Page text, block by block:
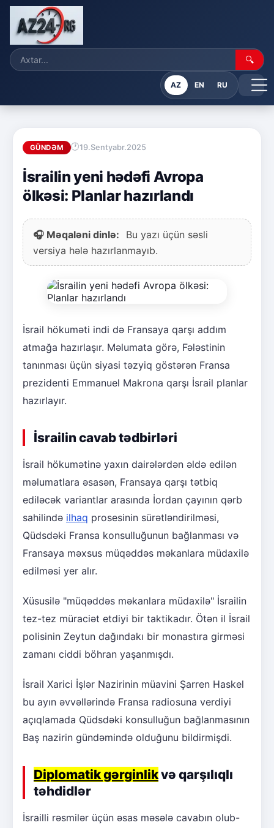
🔍
AZ EN RU
GÜNDƏM 19.Sentyabr.2025
İsrailin yeni hədəfi Avropa
ölkəsi: Planlar hazırlandı
🎧 Məqaləni dinlə:
Bu yazı üçün səsli
versiya hələ hazırlanmayıb.
İsrail hökuməti indi də Fransaya qarşı addım
atmağa hazırlaşır. Məlumata görə, Fələstinin
tanınması üçün siyasi təzyiq göstərən Fransa
prezidenti Emmanuel Makrona qarşı İsrail planlar
hazırlayır.
İsrailin cavab tədbirləri
İsrail hökumətinə yaxın dairələrdən əldə edilən
məlumatlara əsasən, Fransaya qarşı tətbiq
ediləcək variantlar arasında İordan çayının qərb
sahilində ilhaq prosesinin sürətləndirilməsi,
Qüdsdəki Fransa konsulluğunun bağlanması və
Fransaya məxsus müqəddəs məkanlara müdaxilə
edilməsi yer alır.
Xüsusilə "müqəddəs məkanlara müdaxilə" İsrailin
tez-tez müraciət etdiyi bir taktikadır. Ötən il İsrail
polisinin Zeytun dağındakı bir monastıra girməsi
zamanı ciddi böhran yaşanmışdı.
İsrail Xarici İşlər Nazirinin müavini Şarren Haskel
bu ayın əvvəllərində Fransa radiosuna verdiyi
açıqlamada Qüdsdəki konsulluğun bağlanmasının
Baş nazirin gündəmində olduğunu bildirmişdi.
Diplomatik gərginlikvə qarşılıqlı
təhdidlər
İsrailli rəsmilər üçün əsas məsələ cavabın olub-